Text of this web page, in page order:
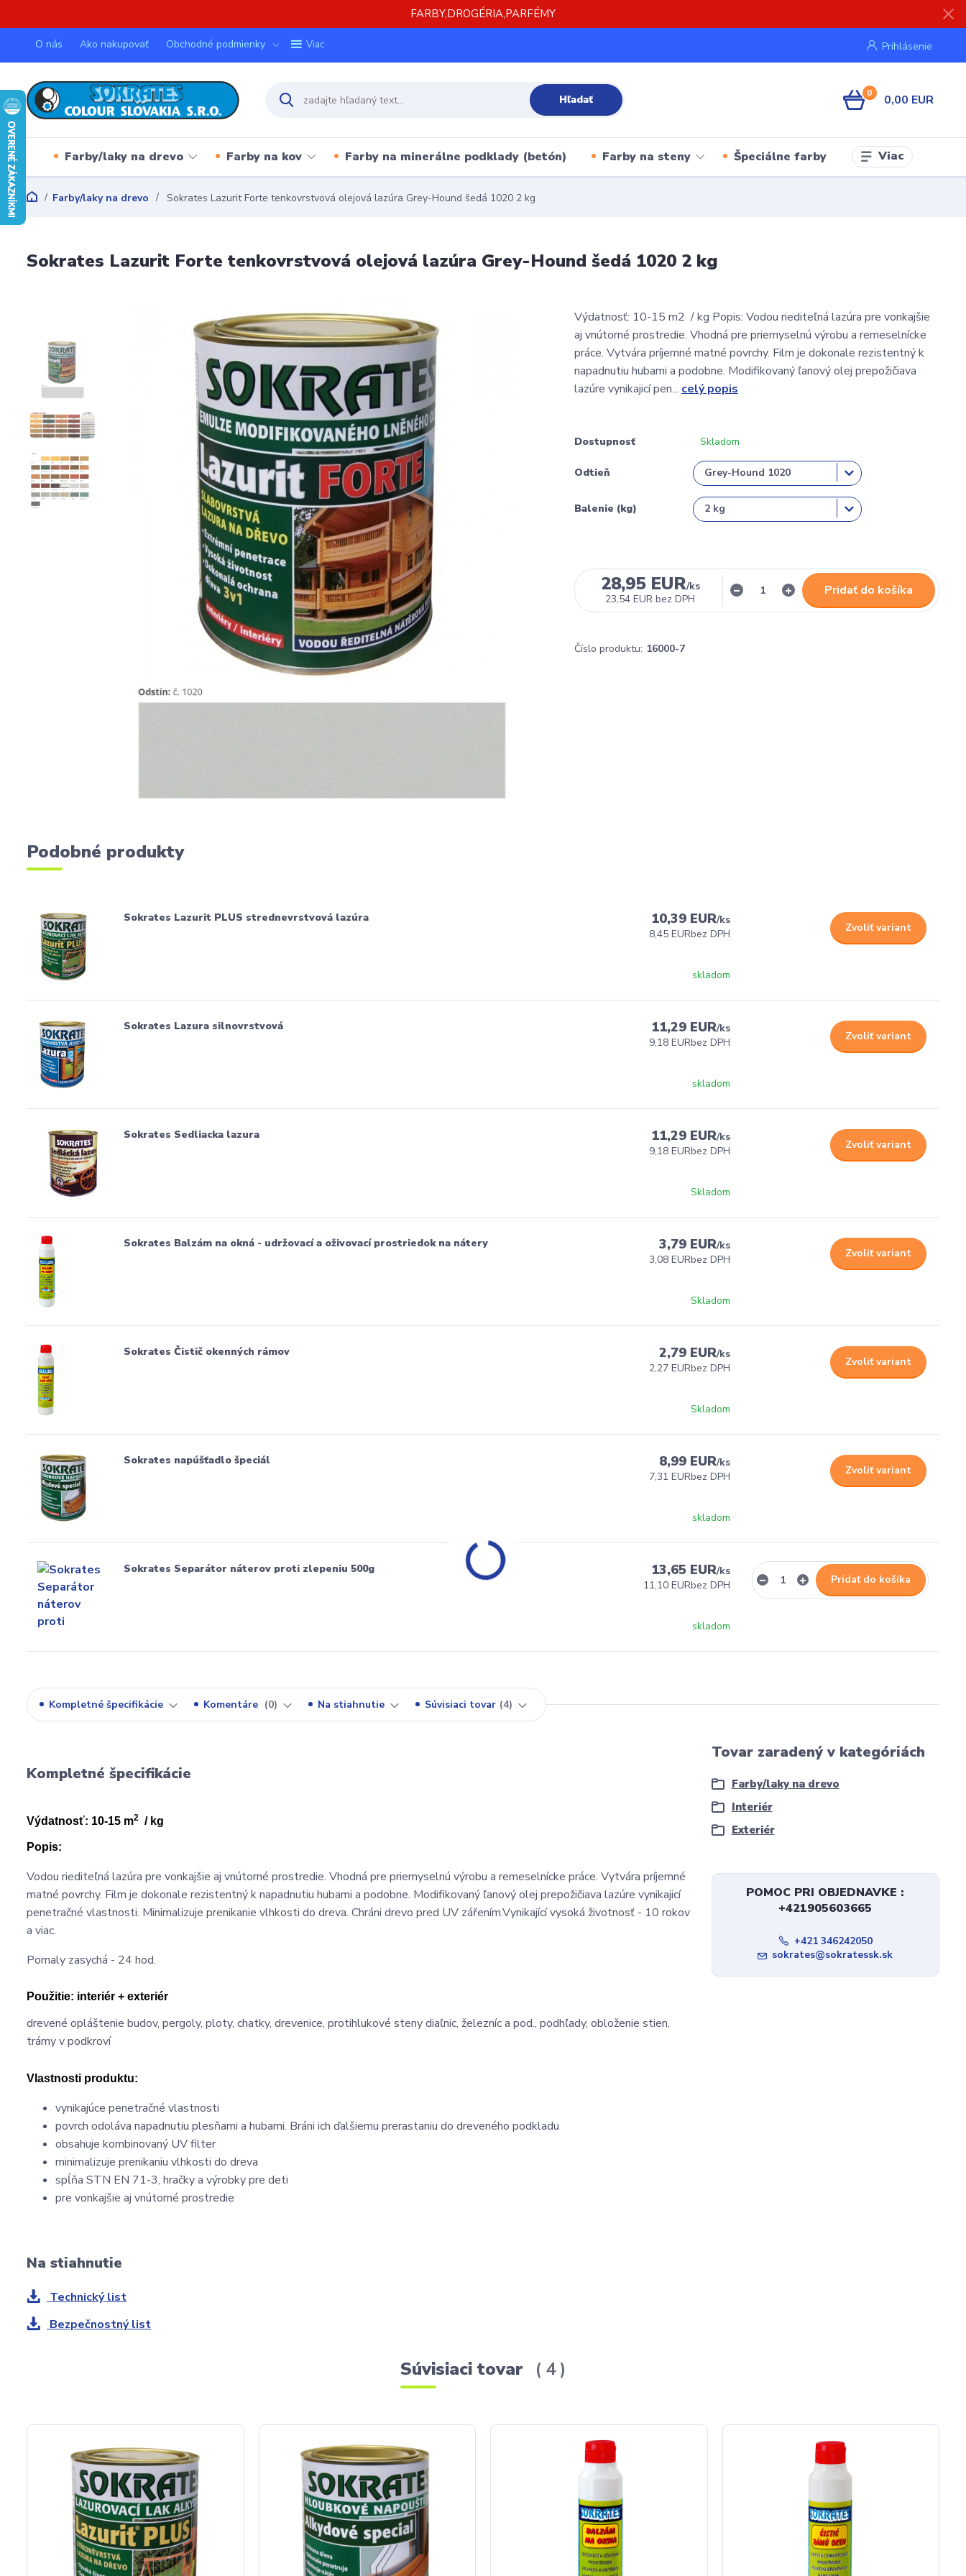
FARBY,DROGÉRIA,PARFÉMY
O nás Ako nakupovať Obchodné podmienky Viac Prihlásenie
Hľadať 0 0,00 EUR
Farby/laky na drevo Farby na kov Farby na minerálne podklady (betón) Farby na steny Špeciálne farby Viac
Farby/laky na drevo Sokrates Lazurit Forte tenkovrstvová olejová lazúra Grey-Hound šedá 1020 2 kg
Sokrates Lazurit Forte tenkovrstvová olejová lazúra Grey-Hound šedá 1020 2 kg
Výdatnosť: 10-15 m2 / kg Popis: Vodou riediteľná lazúra pre vonkajšie
aj vnútorné prostredie. Vhodná pre priemyselnú výrobu a remeselnícke
práce. Vytvára príjemné matné povrchy. Film je dokonale rezistentný k
napadnutiu hubami a podobne. Modifikovaný ľanový olej prepožičiava
lazúre vynikajicí pen... celý popis
Dostupnosť Skladom
Odtieň
Balenie (kg)
28,95 EUR/ks
23,54 EUR bez DPH
Pridať do košíka
Číslo produktu: 16000-7
Podobné produkty
Sokrates Lazurit PLUS strednevrstvová lazúra 10,39 EUR/ks
8,45 EURbez DPH
skladom
Zvoliť variant
Sokrates Lazura silnovrstvová 11,29 EUR/ks
9,18 EURbez DPH
skladom
Zvoliť variant
Sokrates Sedliacka lazura 11,29 EUR/ks
9,18 EURbez DPH
Skladom
Zvoliť variant
Sokrates Balzám na okná - udržovací a oživovací prostriedok na nátery 3,79 EUR/ks
3,08 EURbez DPH
Skladom
Zvoliť variant
Sokrates Čistič okenných rámov 2,79 EUR/ks
2,27 EURbez DPH
Skladom
Zvoliť variant
Sokrates napúšťadlo špeciál 8,99 EUR/ks
7,31 EURbez DPH
skladom
Zvoliť variant
Sokrates Separátor náterov proti zlepeniu 500g 13,65 EUR/ks
11,10 EURbez DPH
skladom
Pridať do košíka
Kompletné špecifikácie Komentáre 0 Na stiahnutie Súvisiaci tovar 4
Kompletné špecifikácie
Výdatnosť: 10-15 m2 / kg
Popis:
Vodou riediteľná lazúra pre vonkajšie aj vnútorné prostredie. Vhodná pre priemyselnú výrobu a remeselnícke práce. Vytvára príjemné
matné povrchy. Film je dokonale rezistentný k napadnutiu hubami a podobne. Modifikovaný ľanový olej prepožičiava lazúre vynikajicí
penetračné vlastnosti. Minimalizuje prenikanie vlhkosti do dreva. Chráni drevo pred UV zářením.Vynikající vysoká životnosť - 10 rokov
a viac.
Pomaly zasychá - 24 hod.
Použitie: interiér + exteriér
drevené opláštenie budov, pergoly, ploty, chatky, drevenice, protihlukové steny diaľnic, železníc a pod., podhľady, obloženie stien,
trámy v podkroví
Vlastnosti produktu:
vynikajúce penetračné vlastnosti
povrch odoláva napadnutiu plesňami a hubami. Bráni ich ďalšiemu prerastaniu do dreveného podkladu
obsahuje kombinovaný UV filter
minimalizuje prenikaniu vlhkosti do dreva
spĺňa STN EN 71-3, hračky a výrobky pre deti
pre vonkajšie aj vnútorné prostredie
Tovar zaradený v kategóriách
Farby/laky na drevo
Interiér
Exteriér
POMOC PRI OBJEDNAVKE :
+421905603665
+421 346242050
sokrates@sokratessk.sk
Na stiahnutie
Technický list
Bezpečnostný list
Súvisiaci tovar 4